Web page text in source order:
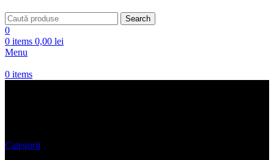
Search
0
0 items 0,00 lei
Menu
0 items
Categorii